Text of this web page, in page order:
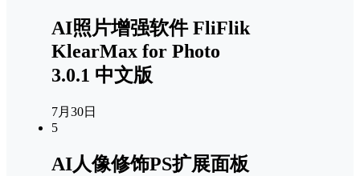
AI照片增强软件 FliFlik
KlearMax for Photo
3.0.1 中文版
7月30日
5
AI人像修饰PS扩展面板